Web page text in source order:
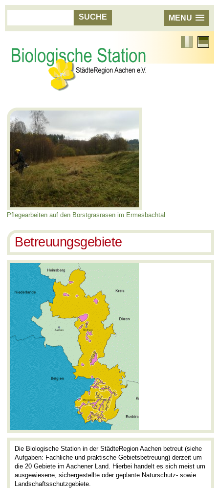
MENU
Pflegearbeiten auf den Borstgrasrasen im Ermesbachtal
Betreuungsgebiete
Die Biologische Station in der StädteRegion Aachen betreut (siehe
Aufgaben: Fachliche und praktische Gebietsbetreuung) derzeit um
die 20 Gebiete im Aachener Land. Hierbei handelt es sich meist um
ausgewiesene, sichergestellte oder geplante Naturschutz- sowie
Landschaftsschutzgebiete.